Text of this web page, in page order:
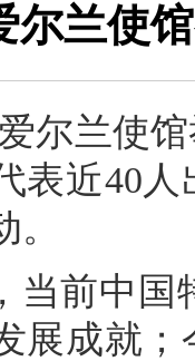
尔兰使
尔兰使
表近40
当前中
展成就